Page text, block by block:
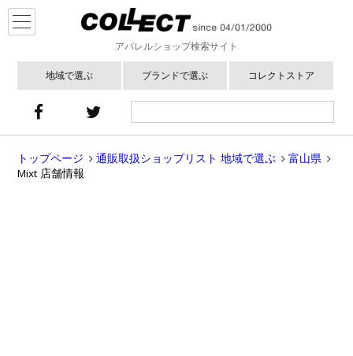
アパレルショップ検索サイト
地域で選ぶ ブランドで選ぶ コレクトストア
トップページ 通販取扱ショップリスト 地域で選ぶ
富山県
Mixt 店舗情報